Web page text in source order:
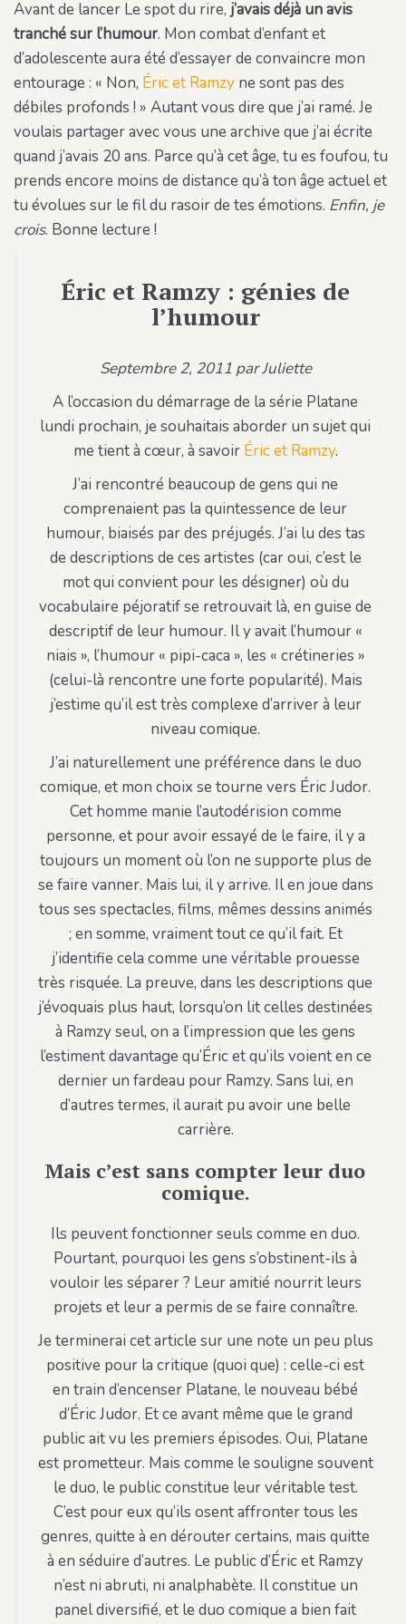
Avant de lancer Le spot du rire, j’avais déjà un avis
tranché sur l’humour. Mon combat d’enfant et
d’adolescente aura été d’essayer de convaincre mon
entourage : « Non, Éric et Ramzy ne sont pas des
débiles profonds ! » Autant vous dire que j’ai ramé. Je
voulais partager avec vous une archive que j’ai écrite
quand j’avais 20 ans. Parce qu’à cet âge, tu es foufou, tu
prends encore moins de distance qu’à ton âge actuel et
tu évolues sur le fil du rasoir de tes émotions. Enfin, je
crois. Bonne lecture !
Éric et Ramzy : génies de
l’humour
Septembre 2, 2011 par Juliette
A l’occasion du démarrage de la série Platane
lundi prochain, je souhaitais aborder un sujet qui
me tient à cœur, à savoir Éric et Ramzy.
J’ai rencontré beaucoup de gens qui ne
comprenaient pas la quintessence de leur
humour, biaisés par des préjugés. J’ai lu des tas
de descriptions de ces artistes (car oui, c’est le
mot qui convient pour les désigner) où du
vocabulaire péjoratif se retrouvait là, en guise de
descriptif de leur humour. Il y avait l’humour «
niais », l’humour « pipi-caca », les « crétineries »
(celui-là rencontre une forte popularité). Mais
j’estime qu’il est très complexe d’arriver à leur
niveau comique.
J’ai naturellement une préférence dans le duo
comique, et mon choix se tourne vers Éric Judor.
Cet homme manie l’autodérision comme
personne, et pour avoir essayé de le faire, il y a
toujours un moment où l’on ne supporte plus de
se faire vanner. Mais lui, il y arrive. Il en joue dans
tous ses spectacles, films, mêmes dessins animés
; en somme, vraiment tout ce qu’il fait. Et
j’identifie cela comme une véritable prouesse
très risquée. La preuve, dans les descriptions que
j’évoquais plus haut, lorsqu’on lit celles destinées
à Ramzy seul, on a l’impression que les gens
l’estiment davantage qu’Éric et qu’ils voient en ce
dernier un fardeau pour Ramzy. Sans lui, en
d’autres termes, il aurait pu avoir une belle
carrière.
Mais c’est sans compter leur duo
comique.
Ils peuvent fonctionner seuls comme en duo.
Pourtant, pourquoi les gens s’obstinent-ils à
vouloir les séparer ? Leur amitié nourrit leurs
projets et leur a permis de se faire connaître.
Je terminerai cet article sur une note un peu plus
positive pour la critique (quoi que) : celle-ci est
en train d’encenser Platane, le nouveau bébé
d’Éric Judor. Et ce avant même que le grand
public ait vu les premiers épisodes. Oui, Platane
est prometteur. Mais comme le souligne souvent
le duo, le public constitue leur véritable test.
C’est pour eux qu’ils osent affronter tous les
genres, quitte à en dérouter certains, mais quitte
à en séduire d’autres. Le public d’Éric et Ramzy
n’est ni abruti, ni analphabète. Il constitue un
panel diversifié, et le duo comique a bien fait